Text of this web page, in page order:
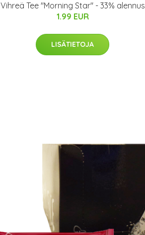
Vihreä Tee "Morning Star" - 33% alennus
1.99 EUR
LISÄTIETOJA